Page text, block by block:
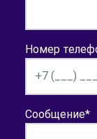
Номер
Сообщение*